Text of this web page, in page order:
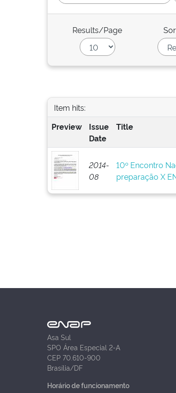
Results/Page
Item hits:
Preview
Issue
Date
Title
2014-
08
10º Encontro
preparação X
Asa Sul
SPO Área Especial 2-A
CEP 70.610-900
Brasília/DF
Horário de funcionamento